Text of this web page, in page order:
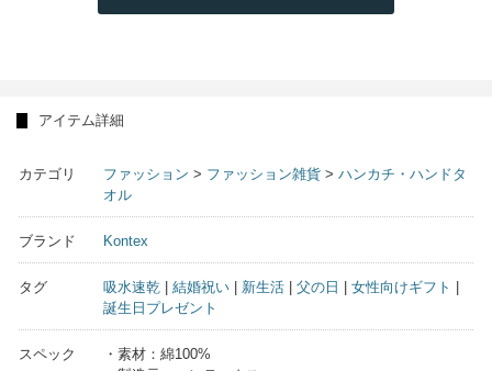
アイテム詳細
カテゴリ ファッション > ファッション雑貨 > ハンカチ・ハンドタ
オル
ブランド Kontex
タグ 吸水速乾 結婚祝い 新生活 父の日 女性向けギフト
誕生日プレゼント
スペック
・素材：綿100%